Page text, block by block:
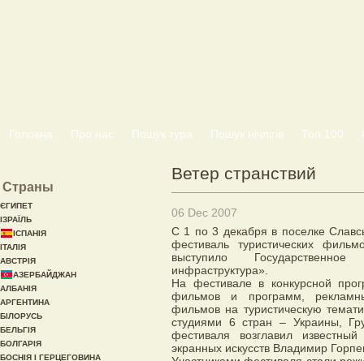
Головна Про нас Пошук тура Пошук нічлігів Топ 100
Ветер странствий
06 Dec 2007
С 1 по 3 декабря в поселке
фестиваль туристических
выступило
инфраструктура».
На фестивале в конкурсной
фильмов и программ,
фильмов на туристическую
студиями 6 стран – Украины,
фестиваля возглавил
экранных искусств Владимир
Страны
ЄГИПЕТ
ІЗРАЇЛЬ
ІСПАНІЯ
ІТАЛІЯ
АВСТРІЯ
АЗЕРБАЙДЖАН
АЛБАНІЯ
АРГЕНТИНА
БІЛОРУСЬ
БЕЛЬГІЯ
БОЛГАРІЯ
БОСНІЯ І ГЕРЦЕГОВИНА